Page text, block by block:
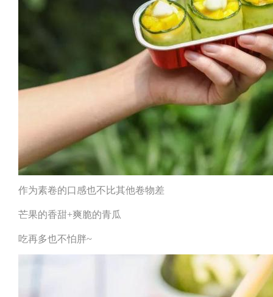
作为素卷的口感也不比其他卷物差
芒果的香甜+爽脆的青瓜
吃再多也不怕胖~